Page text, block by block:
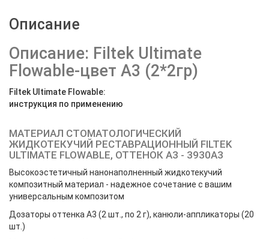
Описание
Описание: Filtek Ultimate
Flowable-цвет А3 (2*2гр)
Filtek Ultimate Flowable:
инструкция по применению
МАТЕРИАЛ СТОМАТОЛОГИЧЕСКИЙ
ЖИДКОТЕКУЧИЙ РЕСТАВРАЦИОННЫЙ FILTEK
ULTIMATE FLOWABLE, ОТТЕНОК А3 - 3930А3
Высокоэстетичный нанонаполненный жидкотекучий
композитный материал - надежное сочетание с вашим
универсальным композитом
Дозаторы оттенка А3 (2 шт., по 2 г), канюли-аппликаторы (20
шт.)